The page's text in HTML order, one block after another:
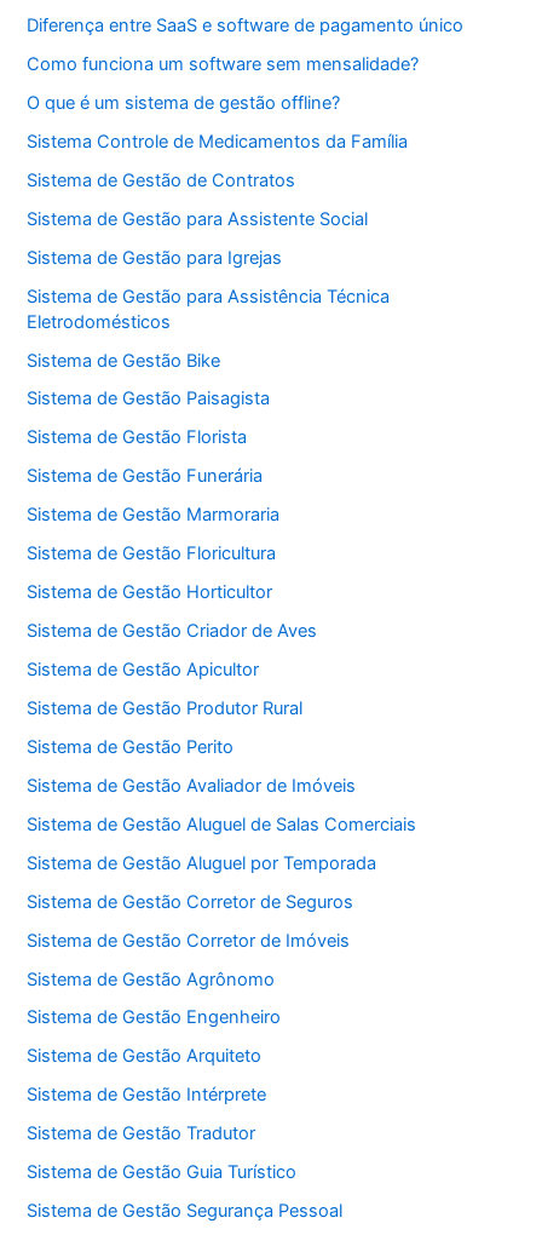
Diferença entre SaaS e software de pagamento único
Como funciona um software sem mensalidade?
O que é um sistema de gestão offline?
Sistema Controle de Medicamentos da Família
Sistema de Gestão de Contratos
Sistema de Gestão para Assistente Social
Sistema de Gestão para Igrejas
Sistema de Gestão para Assistência Técnica
Eletrodomésticos
Sistema de Gestão Bike
Sistema de Gestão Paisagista
Sistema de Gestão Florista
Sistema de Gestão Funerária
Sistema de Gestão Marmoraria
Sistema de Gestão Floricultura
Sistema de Gestão Horticultor
Sistema de Gestão Criador de Aves
Sistema de Gestão Apicultor
Sistema de Gestão Produtor Rural
Sistema de Gestão Perito
Sistema de Gestão Avaliador de Imóveis
Sistema de Gestão Aluguel de Salas Comerciais
Sistema de Gestão Aluguel por Temporada
Sistema de Gestão Corretor de Seguros
Sistema de Gestão Corretor de Imóveis
Sistema de Gestão Agrônomo
Sistema de Gestão Engenheiro
Sistema de Gestão Arquiteto
Sistema de Gestão Intérprete
Sistema de Gestão Tradutor
Sistema de Gestão Guia Turístico
Sistema de Gestão Segurança Pessoal